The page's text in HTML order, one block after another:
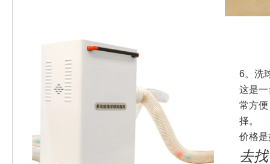
6。 洗
这是
常方
择。
价格
去找